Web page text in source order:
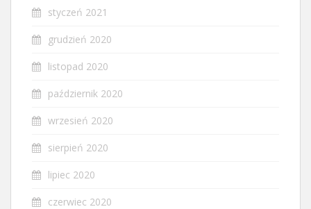
styczeń 2021
grudzień 2020
listopad 2020
październik 2020
wrzesień 2020
sierpień 2020
lipiec 2020
czerwiec 2020